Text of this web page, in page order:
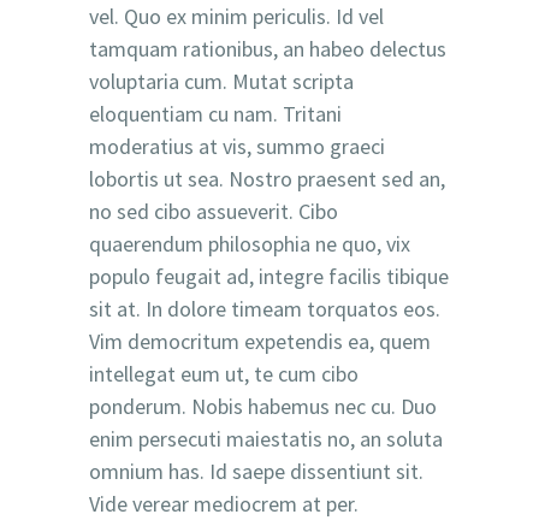
vel. Quo ex minim periculis. Id vel
tamquam rationibus, an habeo delectus
voluptaria cum. Mutat scripta
eloquentiam cu nam. Tritani
moderatius at vis, summo graeci
lobortis ut sea. Nostro praesent sed an,
no sed cibo assueverit. Cibo
quaerendum philosophia ne quo, vix
populo feugait ad, integre facilis tibique
sit at. In dolore timeam torquatos eos.
Vim democritum expetendis ea, quem
intellegat eum ut, te cum cibo
ponderum. Nobis habemus nec cu. Duo
enim persecuti maiestatis no, an soluta
omnium has. Id saepe dissentiunt sit.
Vide verear mediocrem at per.